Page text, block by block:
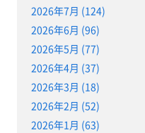
2026年7月 (124)
2026年6月 (96)
2026年5月 (77)
2026年4月 (37)
2026年3月 (18)
2026年2月 (52)
2026年1月 (63)